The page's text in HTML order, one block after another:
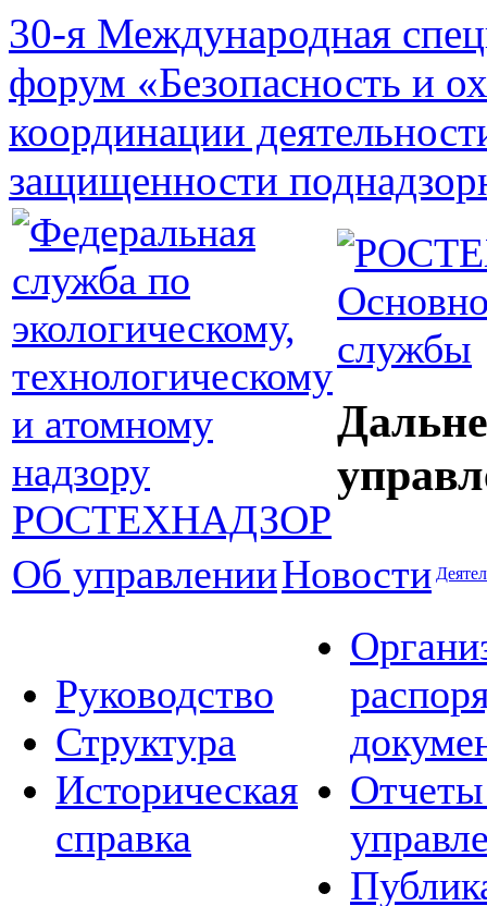
30-я Международная
форум «Безопасность и
координации
защищенности
службы
Об управленииНовости
Руководство
Структура
Историческая
справка
Отчеты